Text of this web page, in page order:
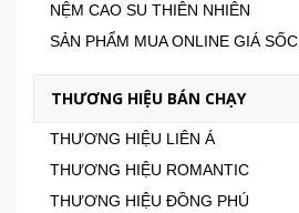
NỆM CAO SU THIÊN NHIÊN
SẢN PHẨM MUA ONLINE GIÁ SỐC
THƯƠNG HIỆU BÁN CHẠY
THƯƠNG HIỆU LIÊN Á
THƯƠNG HIỆU ROMANTIC
THƯƠNG HIỆU ĐỒNG PHÚ